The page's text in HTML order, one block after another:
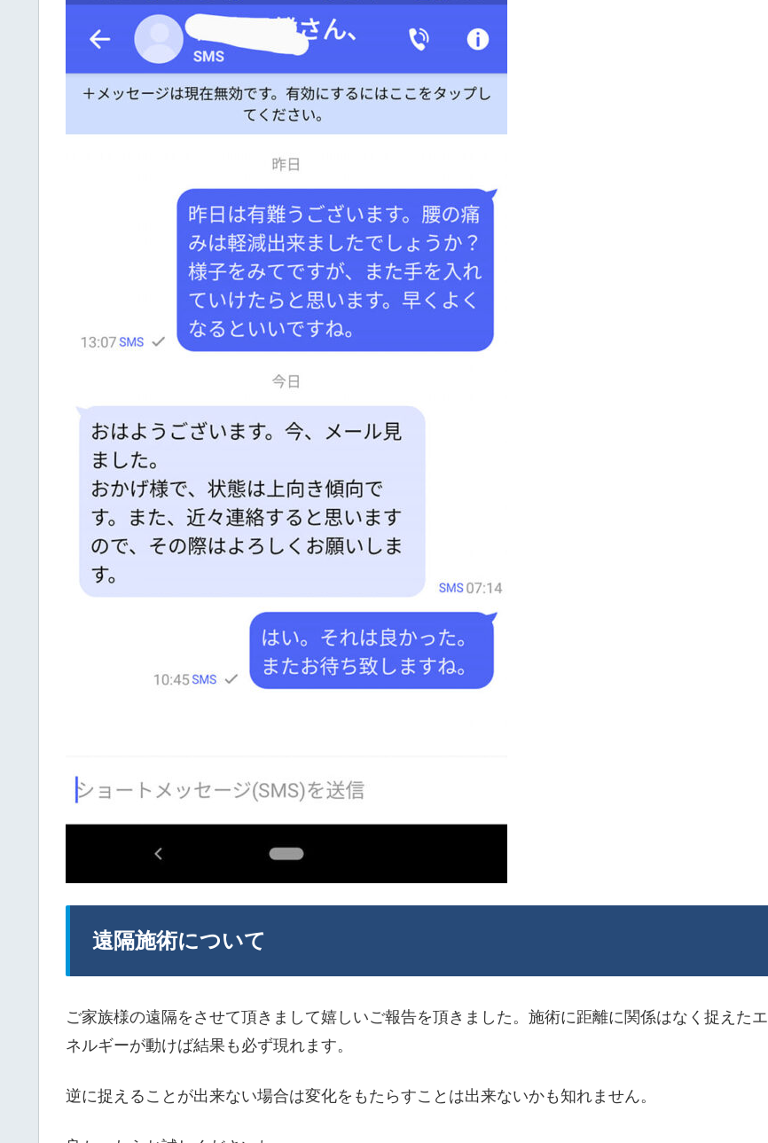
遠隔施術について
ご家族様の遠隔をさせて頂きまして嬉しいご報告を頂きました。施術に距離に関係はなく捉えたエ
ネルギーが動けば結果も必ず現れます。
逆に捉えることが出来ない場合は変化をもたらすことは出来ないかも知れません。